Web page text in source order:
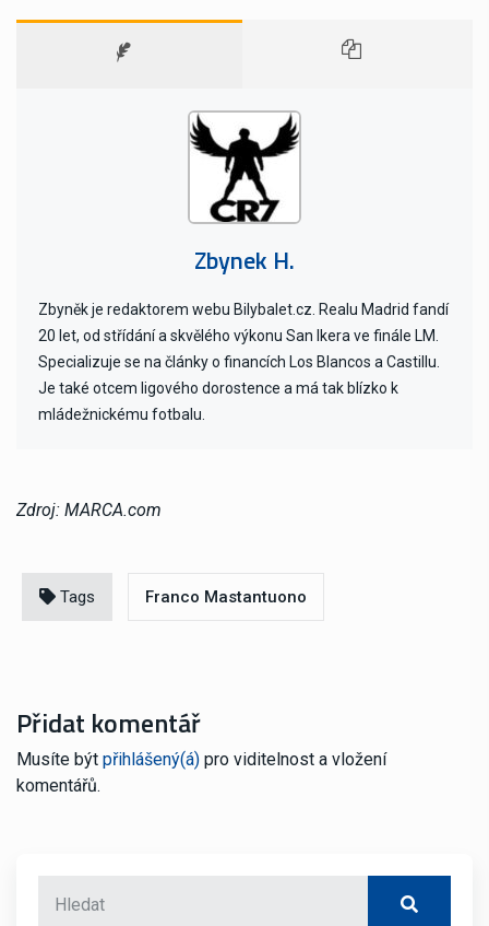
Zbynek H.
Zbyněk je redaktorem webu Bilybalet.cz. Realu Madrid fandí
20 let, od střídání a skvělého výkonu San Ikera ve finále LM.
Specializuje se na články o financích Los Blancos a Castillu.
Je také otcem ligového dorostence a má tak blízko k
mládežnickému fotbalu.
Zdroj: MARCA.com
Tags Franco Mastantuono
Přidat komentář
Musíte být přihlášený(á) pro viditelnost a vložení
komentářů.